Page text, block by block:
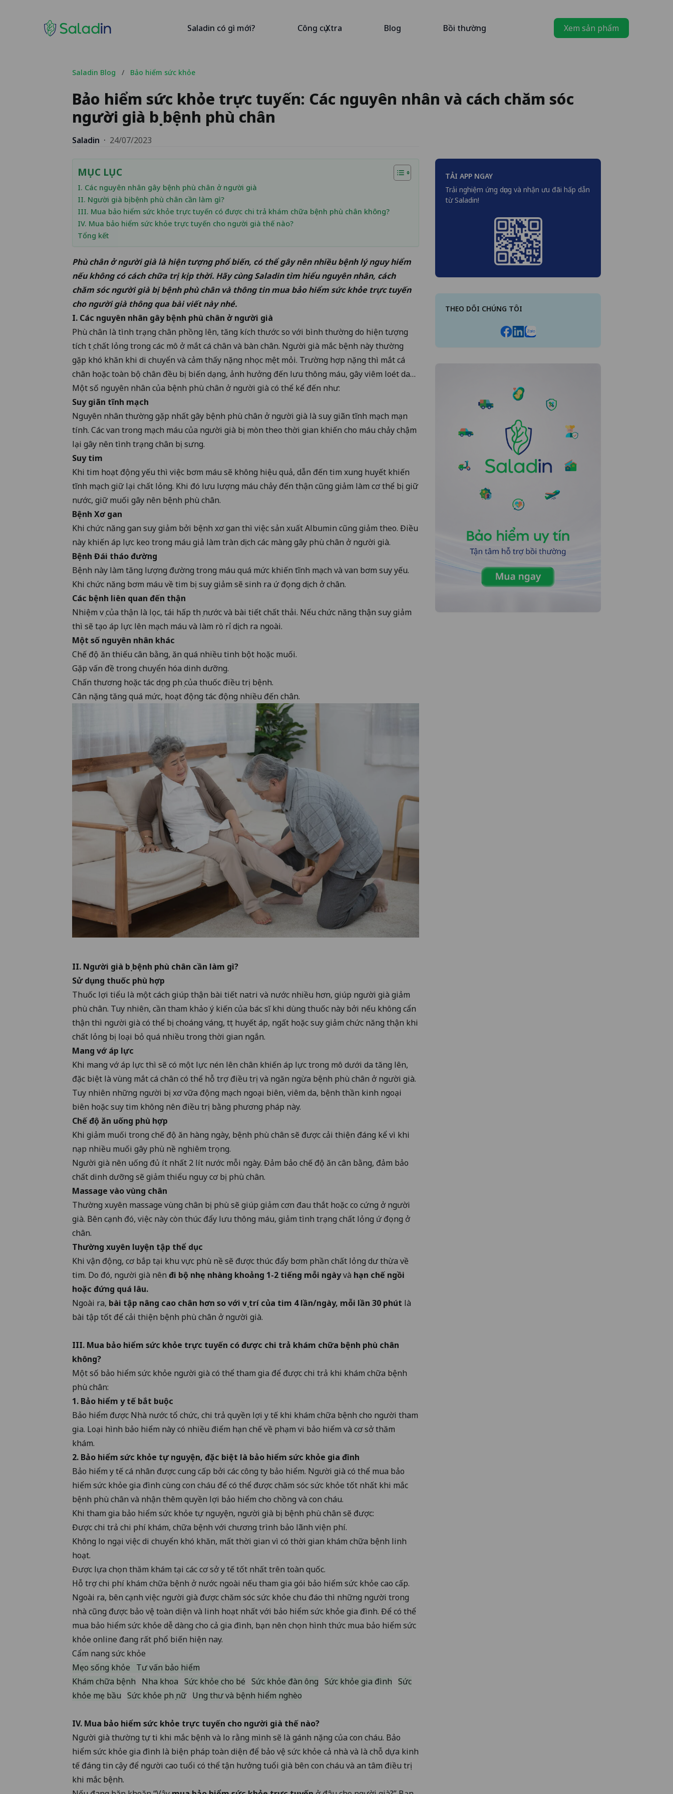
Saladin có gì mới? Công cụ Xtra Blog Bồi thường Xem sản phẩm
Saladin Blog / Bảo hiểm sức khỏe
Bảo hiểm sức khỏe trực tuyến: Các nguyên nhân và cách chăm sóc
người già bị bệnh phù chân
Saladin · 24/07/2023
MỤC LỤC
I. Các nguyên nhân gây bệnh phù chân ở người già
II. Người già bị bệnh phù chân cần làm gì?
III. Mua bảo hiểm sức khỏe trực tuyến có được chi trả khám chữa bệnh phù chân không?
IV. Mua bảo hiểm sức khỏe trực tuyến cho người già thế nào?
Tổng kết
Phù chân ở người già là hiện tượng phổ biến, có thể gây nên nhiều bệnh lý nguy hiểm
nếu không có cách chữa trị kịp thời. Hãy cùngSaladintìm hiểu nguyên nhân, cách
chăm sóc người già bị bệnh phù chân và thông tin mua bảo hiểm sức khỏe trực tuyến
cho người già thông qua bài viết này nhé.
I. Các nguyên nhân gây bệnh phù chân ở người già
Phù chân là tình trạng chân phồng lên, tăng kích thước so với bình thường do hiện tượng
tích tụ chất lỏng trong các mô ở mắt cá chân và bàn chân. Người già mắc bệnh này thường
gặp khó khăn khi di chuyển và cảm thấy nặng nhọc mệt mỏi. Trường hợp nặng thì mắt cá
chân hoặc toàn bộ chân đều bị biến dạng, ảnh hưởng đến lưu thông máu, gây viêm loét da…
Một số nguyên nhân của bệnh phù chân ở người già có thể kể đến như:
Suy giãn tĩnh mạch
Nguyên nhân thường gặp nhất gây bệnh phù chân ở người già là suy giãn tĩnh mạch mạn
tính. Các van trong mạch máu của người già bị mòn theo thời gian khiến cho máu chảy chậm
lại gây nên tình trạng chân bị sưng.
Suy tim
Khi tim hoạt động yếu thì việc bơm máu sẽ không hiệu quả, dẫn đến tim xung huyết khiến
tĩnh mạch giữ lại chất lỏng. Khi đó lưu lượng máu chảy đến thận cũng giảm làm cơ thể bị giữ
nước, giữ muối gây nên bệnh phù chân.
Bệnh Xơ gan
Khi chức năng gan suy giảm bởi bệnh xơ gan thì việc sản xuất Albumin cũng giảm theo. Điều
này khiến áp lực keo trong máu giả làm tràn dịch các màng gây phù chân ở người già.
Bệnh Đái tháo đường
Bệnh này làm tăng lượng đường trong máu quá mức khiến tĩnh mạch và van bơm suy yếu.
Khi chức năng bơm máu về tim bị suy giảm sẽ sinh ra ứ đọng dịch ở chân.
Các bệnh liên quan đến thận
Nhiệm vụ của thận là lọc, tái hấp thụ nước và bài tiết chất thải. Nếu chức năng thận suy giảm
thì sẽ tạo áp lực lên mạch máu và làm rò rỉ dịch ra ngoài.
Một số nguyên nhân khác
Chế độ ăn thiếu cân bằng, ăn quá nhiều tinh bột hoặc muối.
Gặp vấn đề trong chuyển hóa dinh dưỡng.
Chấn thương hoặc tác dụng phụ của thuốc điều trị bệnh.
Cân nặng tăng quá mức, hoạt động tác động nhiều đến chân.
II. Người già bị bệnh phù chân cần làm gì?
Sử dụng thuốc phù hợp
Thuốc lợi tiểu là một cách giúp thận bài tiết natri và nước nhiều hơn, giúp người già giảm
phù chân. Tuy nhiên, cần tham khảo ý kiến của bác sĩ khi dùng thuốc này bởi nếu không cẩn
thận thì người già có thể bị choáng váng, tụt huyết áp, ngất hoặc suy giảm chức năng thận khi
chất lỏng bị loại bỏ quá nhiều trong thời gian ngắn.
Mang vớ áp lực
Khi mang vớ áp lực thì sẽ có một lực nén lên chân khiến áp lực trong mô dưới da tăng lên,
đặc biệt là vùng mắt cá chân có thể hỗ trợ điều trị và ngăn ngừa bệnh phù chân ở người già.
Tuy nhiên những người bị xơ vữa động mạch ngoại biên, viêm da, bệnh thần kinh ngoại
biên hoặc suy tim không nên điều trị bằng phương pháp này.
Chế độ ăn uống phù hợp
Khi giảm muối trong chế độ ăn hàng ngày, bệnh phù chân sẽ được cải thiện đáng kể vì khi
nạp nhiều muối gây phù nề nghiêm trọng.
Người già nên uống đủ ít nhất 2 lít nước mỗi ngày. Đảm bảo chế độ ăn cân bằng, đảm bảo
chất dinh dưỡng sẽ giảm thiểu nguy cơ bị phù chân.
Massage vào vùng chân
Thường xuyên massage vùng chân bị phù sẽ giúp giảm cơn đau thắt hoặc co cứng ở người
già. Bên cạnh đó, việc này còn thúc đẩy lưu thông máu, giảm tình trạng chất lỏng ứ đọng ở
chân.
Thường xuyên luyện tập thể dục
Khi vận động, cơ bắp tại khu vực phù nề sẽ được thúc đẩy bơm phần chất lỏng dư thừa về
tim. Do đó, người già nên đi bộ nhẹ nhàng khoảng 1-2 tiếng mỗi ngàyvà hạn chế ngồi
hoặc đứng quá lâu.
Ngoài ra, bài tập nâng cao chân hơn so với vị trí của tim 4 lần/ngày, mỗi lần 30 phút là
bài tập tốt để cải thiện bệnh phù chân ở người già.
III. Mua bảo hiểm sức khỏe trực tuyến có được chi trả khám chữa bệnh phù chân
không?
Một số bảo hiểm sức khỏe người già có thể tham gia để được chi trả khi khám chữa bệnh
phù chân:
1. Bảo hiểm y tế bắt buộc
Bảo hiểm được Nhà nước tổ chức, chi trả quyền lợi y tế khi khám chữa bệnh cho người tham
gia. Loại hình bảo hiểm này có nhiều điểm hạn chế về phạm vi bảo hiểm và cơ sở thăm
khám.
2. Bảo hiểm sức khỏe tự nguyện, đặc biệt là bảo hiểm sức khỏe gia đình
Bảo hiểm y tế cá nhân được cung cấp bởi các công ty bảo hiểm. Người già có thể mua bảo
hiểm sức khỏe gia đình cùng con cháu để có thể được chăm sóc sức khỏe tốt nhất khi mắc
bệnh phù chân và nhận thêm quyền lợi bảo hiểm cho chồng và con cháu.
Khi tham gia bảo hiểm sức khỏe tự nguyện, người già bị bệnh phù chân sẽ được:
Được chi trả chi phí khám, chữa bệnh với chương trình bảo lãnh viện phí.
Không lo ngại việc di chuyển khó khăn, mất thời gian vì có thời gian khám chữa bệnh linh
hoạt.
Được lựa chọn thăm khám tại các cơ sở y tế tốt nhất trên toàn quốc.
Hỗ trợ chi phí khám chữa bệnh ở nước ngoài nếu tham gia gói bảo hiểm sức khỏe cao cấp.
Ngoài ra, bên cạnh việc người già được chăm sóc sức khỏe chu đáo thì những người trong
nhà cũng được bảo vệ toàn diện và linh hoạt nhất với bảo hiểm sức khỏe gia đình. Để có thể
mua bảo hiểm sức khỏe dễ dàng cho cả gia đình, bạn nên chọn hình thức mua bảo hiểm sức
khỏe online đang rất phổ biến hiện nay.
Cẩm nang sức khỏe
Mẹo sống khỏe
Tư vấn bảo hiểm
Khám chữa bệnh
Nha khoa Sức khỏe cho bé Sức khỏe đàn ông Sức khỏe gia đình Sức
khỏe mẹ bầu Sức khỏe phụ nữ Ung thư và bệnh hiểm nghèo
IV. Mua bảo hiểm sức khỏe trực tuyến cho người già thế nào?
Người già thường tự ti khi mắc bệnh và lo rằng mình sẽ là gánh nặng của con cháu. Bảo
hiểm sức khỏe gia đình là biện pháp toàn diện để bảo vệ sức khỏe cả nhà và là chỗ dựa kinh
tế đáng tin cậy để người cao tuổi có thể tận hưởng tuổi già bên con cháu và an tâm điều trị
khi mắc bệnh.
TẢI APP NGAY
Trải nghiệm ứng dụng và nhận ưu đãi hấp dẫn
từ Saladin!
THEO DÕI CHÚNG TÔI